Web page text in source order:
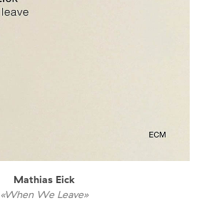
Mathias Eick
«When We Leave»